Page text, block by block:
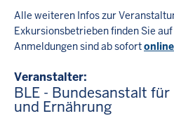
Alle weiteren Infos zur
Exkursionsbetrieben finden Sie
Anmeldungen sind ab sofortonline
Veranstalter
BLE - Bundesanstalt
und Ernährung